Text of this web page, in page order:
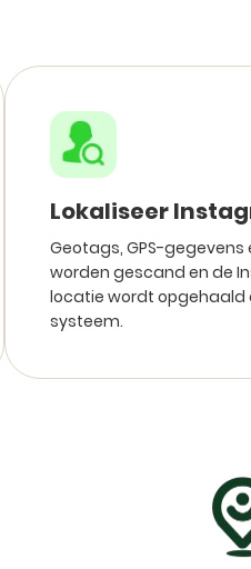
Lokaliseer
Geotags, GPS-gegevens
worden gescand en de
locatie wordt opgehaald
systeem.